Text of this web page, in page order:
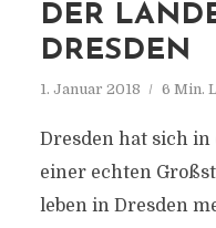
DER
DRESDEN
1. Januar 2018 6 Min.
Dresden hat sich
einer echten
leben in Dresden